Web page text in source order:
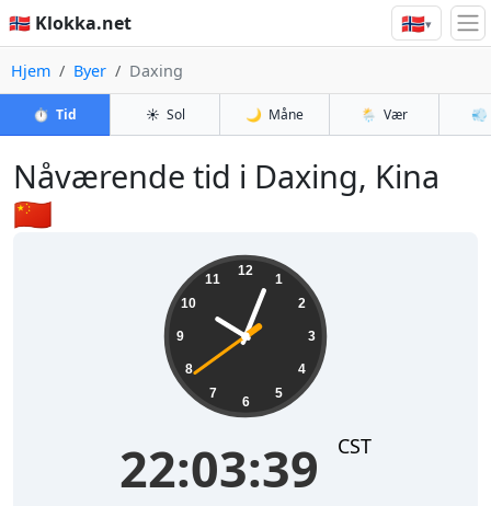
🇳🇴 Klokka.net 🇳🇴▾
Hjem Byer Daxing
⏱️ Tid ☀️ Sol 🌙 Måne 🌦️ Vær 💨
Nåværende tid i Daxing, Kina
🇨🇳
12
1
2
3
4
5
6
7
8
9
10
11
22:03:39 CST